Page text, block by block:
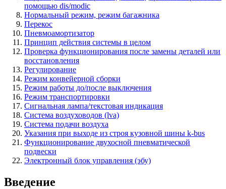
помощью dis/modic
Нормальный режим, режим багажника
Перекос
Пневмоамортизатор
Принцип действия системы в целом
Проверка функционирования после замены деталей или
восстановления
Регулирование
Режим конвейерной сборки
Режим работы до/после выключения
Режим транспортировки
Сигнальная лампа/текстовая индикация
Система воздуховодов (lva)
Система подачи воздуха
Указания при выходе из строя кузовной шины k-bus
Функционирование двухосной пневматической
подвески
Электронный блок управления (эбу)
Введение